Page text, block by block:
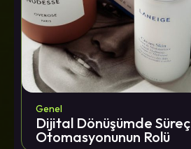
Genel
Dijital Dönüşümde Süreç
Otomasyonunun Rolü